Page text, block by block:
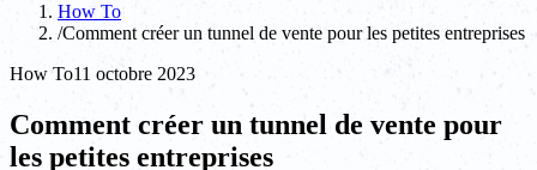
How To
/Comment créer un tunnel de vente pour les petites entreprises
How To11 octobre 2023
Comment créer un tunnel de vente pour
les petites entreprises